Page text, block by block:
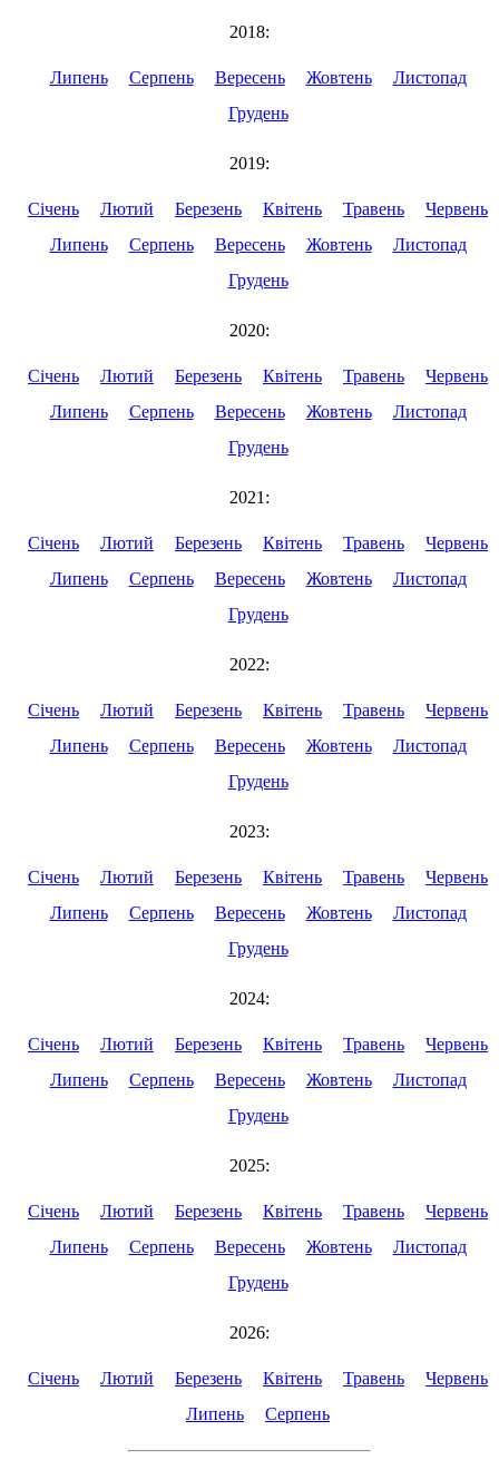
2018:
Липень Серпень Вересень Жовтень
Листопад
Грудень
2019:
Січень Лютий Березень Квітень Травень
Червень
Липень
Серпень Вересень Жовтень
Листопад
Грудень
2020:
Січень Лютий Березень Квітень Травень
Червень
Липень
Серпень Вересень Жовтень
Листопад
Грудень
2021:
Січень Лютий Березень Квітень Травень
Червень
Липень
Серпень Вересень Жовтень
Листопад
Грудень
2022:
Січень Лютий Березень Квітень Травень
Червень
Липень
Серпень Вересень Жовтень
Листопад
Грудень
2023:
Січень Лютий Березень Квітень Травень
Червень
Липень
Серпень Вересень Жовтень
Листопад
Грудень
2024:
Січень Лютий Березень Квітень Травень
Червень
Липень
Серпень Вересень Жовтень
Листопад
Грудень
2025:
Січень Лютий Березень Квітень Травень
Червень
Липень
Серпень Вересень Жовтень
Листопад
Грудень
2026:
Січень Лютий Березень Квітень Травень
Червень
Липень
Серпень